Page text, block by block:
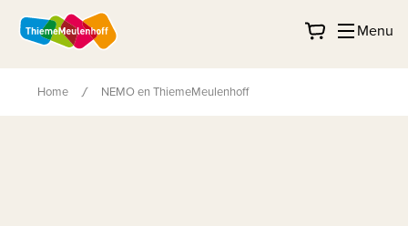
Menu
Home NEMO en ThiemeMeulenhoff